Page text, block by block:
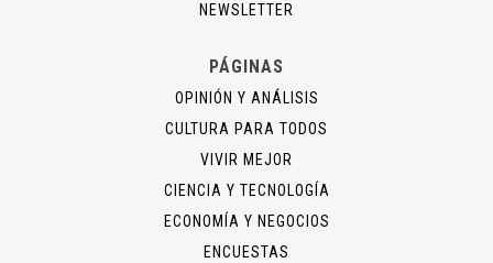
NEWSLETTER
PÁGINAS
OPINIÓN Y ANÁLISIS
CULTURA PARA TODOS
VIVIR MEJOR
CIENCIA Y TECNOLOGÍA
ECONOMÍA Y NEGOCIOS
ENCUESTAS